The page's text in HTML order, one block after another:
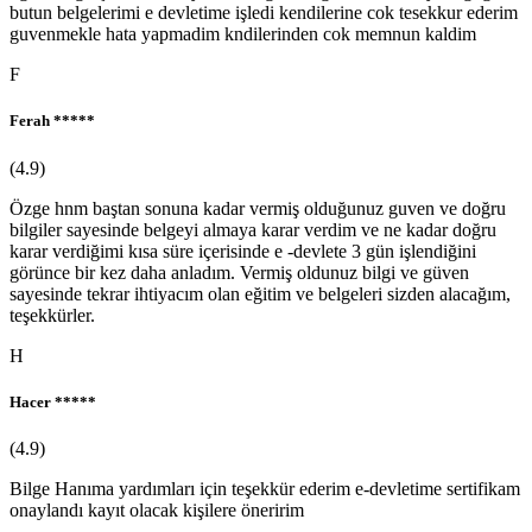
butun belgelerimi e devletime işledi kendilerine cok tesekkur ederim
guvenmekle hata yapmadim kndilerinden cok memnun kaldim
F
Ferah *****
(4.9)
Özge hnm baştan sonuna kadar vermiş olduğunuz guven ve doğru
bilgiler sayesinde belgeyi almaya karar verdim ve ne kadar doğru
karar verdiğimi kısa süre içerisinde e -devlete 3 gün işlendiğini
görünce bir kez daha anladım. Vermiş oldunuz bilgi ve güven
sayesinde tekrar ihtiyacım olan eğitim ve belgeleri sizden alacağım,
teşekkürler.
H
Hacer *****
(4.9)
Bilge Hanıma yardımları için teşekkür ederim e-devletime sertifikam
onaylandı kayıt olacak kişilere öneririm